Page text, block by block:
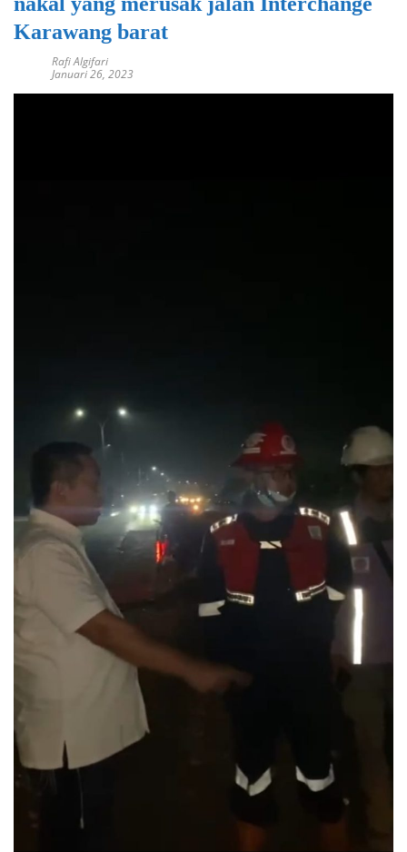
Karawang barat
Rafi Algifari
Januari 26, 2023